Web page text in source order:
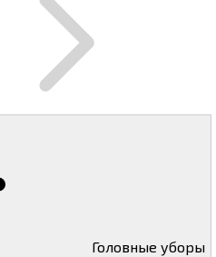
Головные уборы